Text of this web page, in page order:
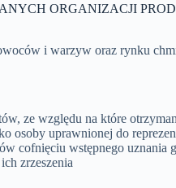
ORGANIZACJI
i warzyw oraz rynku
ze względu na które
osoby uprawnionej do
cofnięciu wstępnego
zrzeszenia